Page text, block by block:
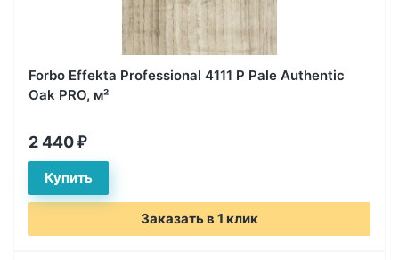
Forbo Effekta Professional 4111 P Pale Authentic
Oak PRO, м²
2 440 ₽
Заказать в 1 клик